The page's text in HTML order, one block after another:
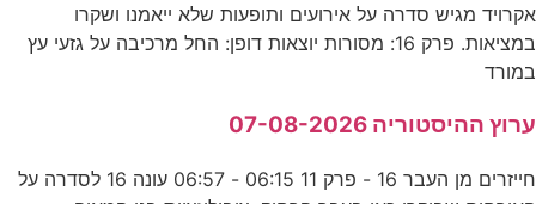
אקרויד מגיש סדרה על אירועים ותופעות שלא ייאמנו ושקרו
במציאות. פרק 16: מסורות יוצאות דופן: החל מרכיבה על גזעי עץ
במורד
ערוץ ההיסטוריה 07-08-2026
חייזרים מן העבר 16 - פרק 11 06:15 - 06:57 עונה 16 לסדרה על